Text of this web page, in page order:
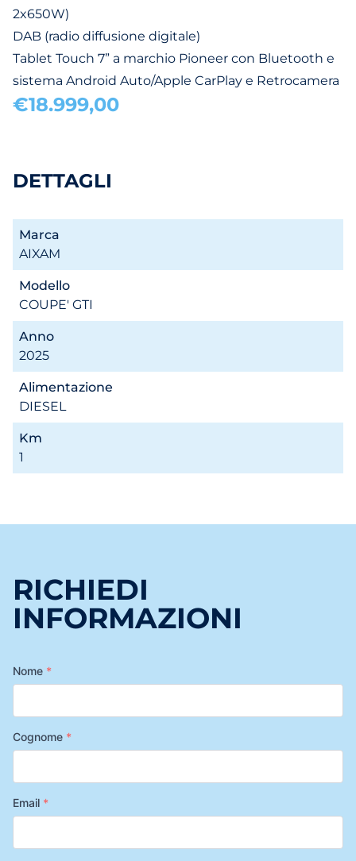
2x650W)
DAB (radio diffusione digitale)
Tablet Touch 7” a marchio Pioneer con Bluetooth e
sistema Android Auto/Apple CarPlay e Retrocamera
€18.999,00
DETTAGLI
Marca
AIXAM
Modello
COUPE' GTI
Anno
2025
Alimentazione
DIESEL
Km
1
RICHIEDI
INFORMAZIONI
Nome *
Cognome *
Email *